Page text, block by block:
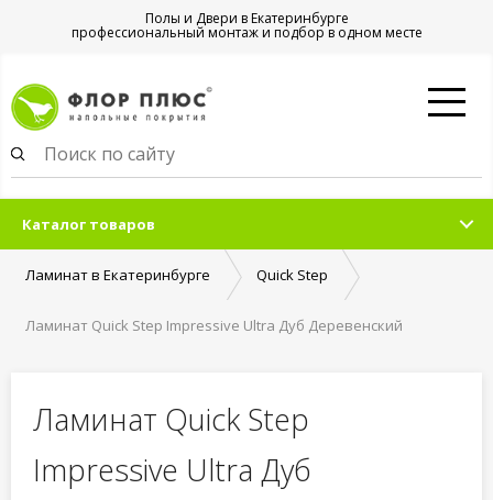
Полы и Двери в Екатеринбурге
профессиональный монтаж и подбор в одном месте
Каталог товаров
Ламинат в Екатеринбурге Quick Step
Ламинат Quick Step Impressive Ultra Дуб Деревенский
Ламинат Quick Step
Impressive Ultra Дуб